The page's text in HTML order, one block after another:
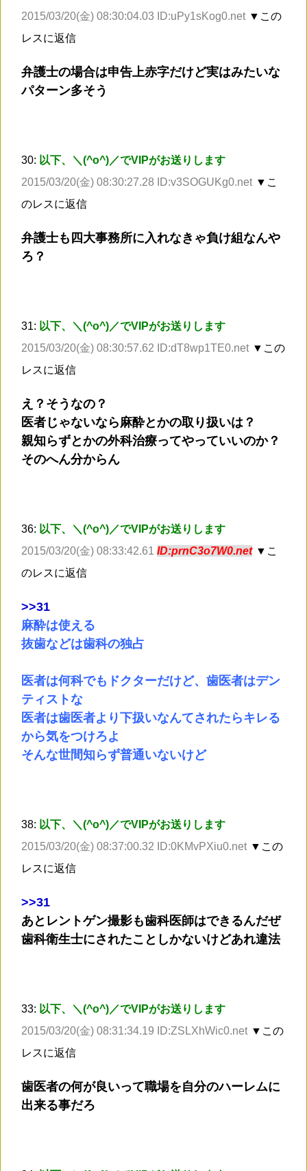
2015/03/20(金) 08:30:04.03 ID:uPy1sKog0.net ▼この
レスに返信
弁護士の場合は申告上赤字だけど実はみたいな
パターン多そう
30: 以下、＼(^o^)／でVIPがお送りします
2015/03/20(金) 08:30:27.28 ID:v3SOGUKg0.net ▼こ
のレスに返信
弁護士も四大事務所に入れなきゃ負け組なんや
ろ？
31: 以下、＼(^o^)／でVIPがお送りします
2015/03/20(金) 08:30:57.62 ID:dT8wp1TE0.net ▼この
レスに返信
え？そうなの？
医者じゃないなら麻酔とかの取り扱いは？
親知らずとかの外科治療ってやっていいのか？
そのへん分からん
36: 以下、＼(^o^)／でVIPがお送りします
2015/03/20(金) 08:33:42.61 ID:prnC3o7W0.net ▼こ
のレスに返信
>>31
麻酔は使える
抜歯などは歯科の独占
医者は何科でもドクターだけど、歯医者はデン
ティストな
医者は歯医者より下扱いなんてされたらキレる
から気をつけろよ
そんな世間知らず普通いないけど
38: 以下、＼(^o^)／でVIPがお送りします
2015/03/20(金) 08:37:00.32 ID:0KMvPXiu0.net ▼この
レスに返信
>>31
あとレントゲン撮影も歯科医師はできるんだぜ
歯科衛生士にされたことしかないけどあれ違法
33: 以下、＼(^o^)／でVIPがお送りします
2015/03/20(金) 08:31:34.19 ID:ZSLXhWic0.net ▼この
レスに返信
歯医者の何が良いって職場を自分のハーレムに
出来る事だろ